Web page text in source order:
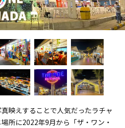
映えすることで人気だったラチャ
所に2022年9月から「ザ・ワン・